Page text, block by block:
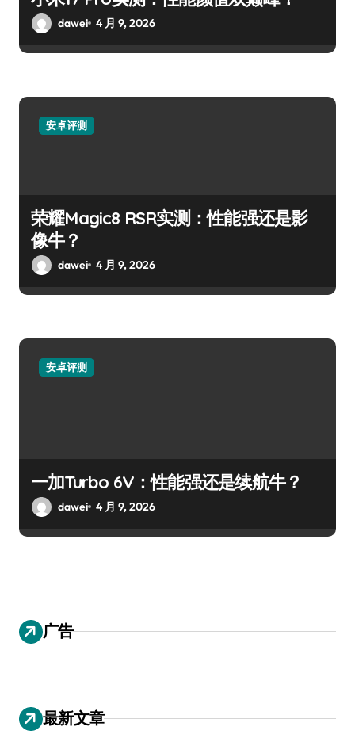
dawei 4 月 9, 2026
安卓评测
荣耀Magic8 RSR实测：性能强还是影
像牛？
dawei 4 月 9, 2026
安卓评测
一加Turbo 6V：性能强还是续航牛？
dawei 4 月 9, 2026
广告
最新文章